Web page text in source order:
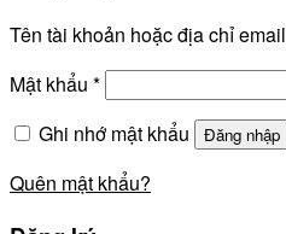
Tên tài khoản hoặc địa chỉ email
Mật khẩu *
Ghi nhớ mật khẩu
Đăng nhập
Quên mật khẩu?